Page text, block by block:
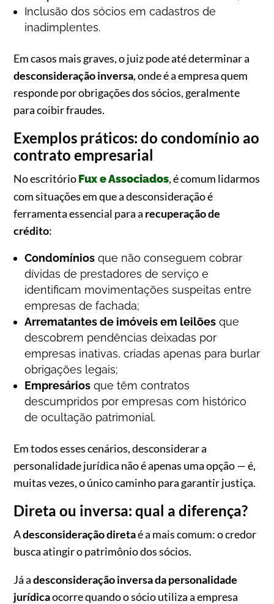
Inclusão dos sócios em cadastros de
inadimplentes.
Em casos mais graves, o juiz pode até determinar a
desconsideração inversa, onde é a empresa quem
responde por obrigações dos sócios, geralmente
para coibir fraudes.
Exemplos práticos: do condomínio ao
contrato empresarial
No escritórioFux e Associados, é comum lidarmos
com situações em que a desconsideração é
ferramenta essencial para a recuperação de
crédito:
Condomínios que não conseguem cobrar
dívidas de prestadores de serviço e
identificam movimentações suspeitas entre
empresas de fachada;
Arrematantes de imóveis em leilões que
descobrem pendências deixadas por
empresas inativas, criadas apenas para burlar
obrigações legais;
Empresários que têm contratos
descumpridos por empresas com histórico
de ocultação patrimonial.
Em todos esses cenários, desconsiderar a
personalidade jurídica não é apenas uma opção — é,
muitas vezes, o único caminho para garantir justiça.
Direta ou inversa: qual a diferença?
Adesconsideração diretaé a mais comum: o credor
busca atingir o patrimônio dos sócios.
Já adesconsideração inversa da personalidade
jurídicaocorre quando o sócio utiliza a empresa